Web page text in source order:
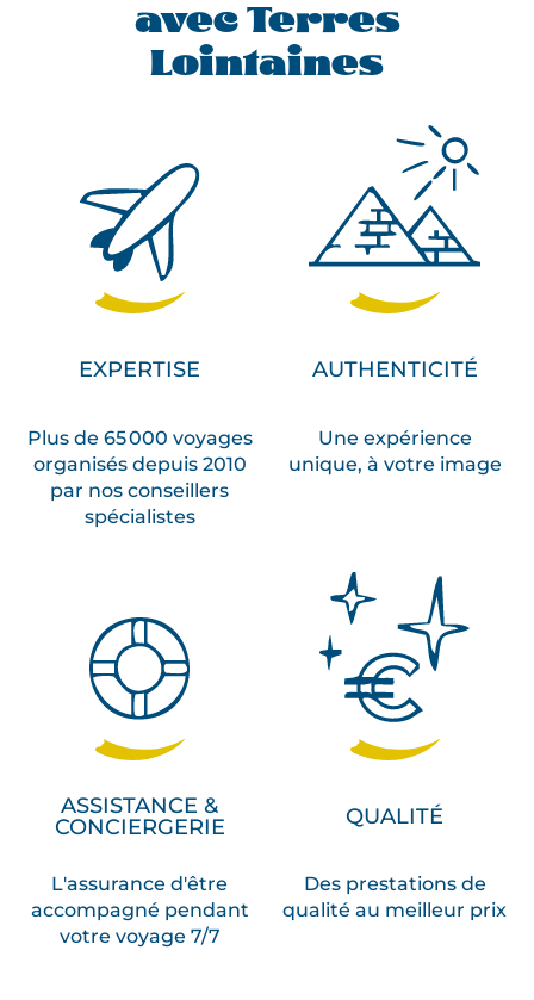
avec Terres
Lointaines
EXPERTISE
Plus de 65 000 voyages
organisés depuis 2010
par nos conseillers
spécialistes
AUTHENTICITÉ
Une expérience
unique, à votre image
ASSISTANCE &
CONCIERGERIE
L'assurance d'être
accompagné pendant
votre voyage 7/7
QUALITÉ
Des prestations de
qualité au meilleur prix